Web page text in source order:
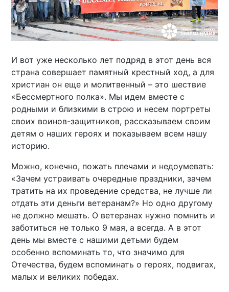
И вот уже несколько лет подряд в этот день вся
страна совершает памятный крестный ход, а для
христиан он еще и молитвенный – это шествие
«Бессмертного полка». Мы идем вместе с
родными и близкими в строю и несем портреты
своих воинов-защитников, рассказываем своим
детям о наших героях и показываем всем нашу
историю.
Можно, конечно, пожать плечами и недоумевать:
«Зачем устраивать очередные праздники, зачем
тратить на их проведение средства, не лучше ли
отдать эти деньги ветеранам?» Но одно другому
не должно мешать. О ветеранах нужно помнить и
заботиться не только 9 мая, а всегда. А в этот
день мы вместе с нашими детьми будем
особенно вспоминать то, что значимо для
Отечества, будем вспоминать о героях, подвигах,
малых и великих победах.